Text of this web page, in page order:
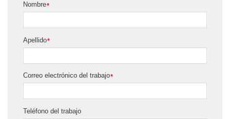
*
Nombre
*
Apellido
*
Correo electrónico del trabajo
Teléfono del trabajo